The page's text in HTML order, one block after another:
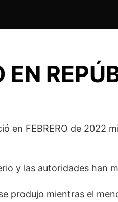
EN
en FEBRERO de
y las autoridades han
produjo mientras el